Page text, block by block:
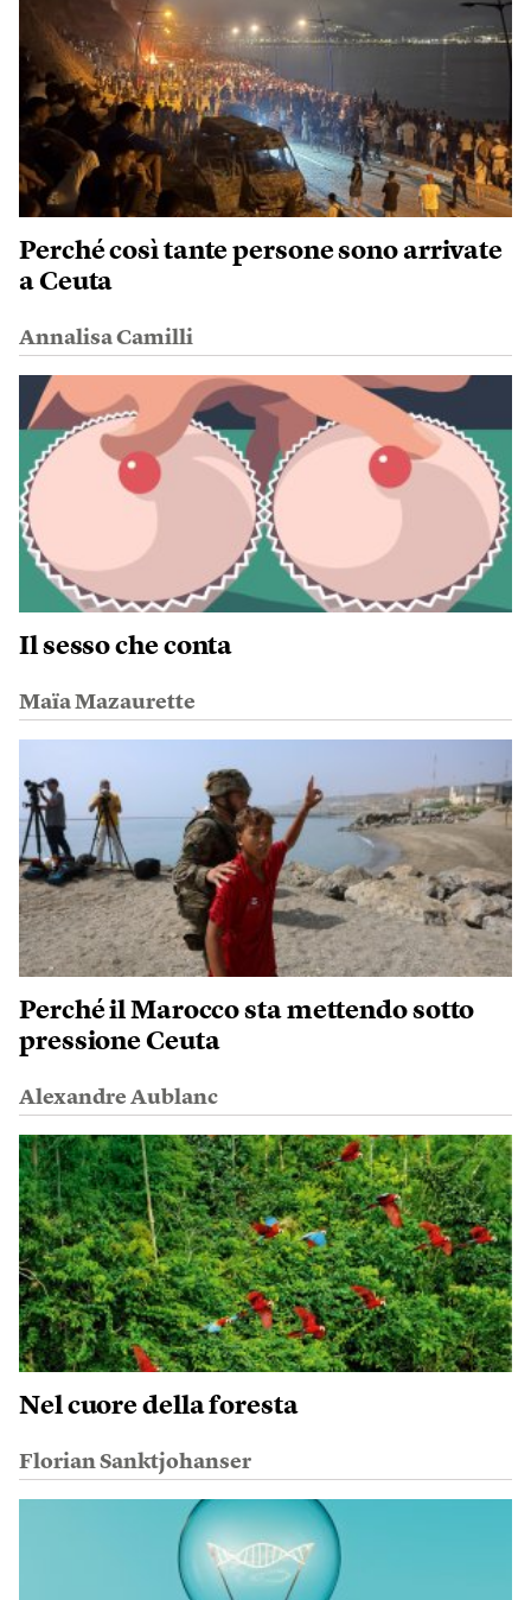
Perché così tante persone sono arrivate
a Ceuta
Annalisa Camilli
Il sesso che conta
Maïa Mazaurette
Perché il Marocco sta mettendo sotto
pressione Ceuta
Alexandre Aublanc
Nel cuore della foresta
Florian Sanktjohanser